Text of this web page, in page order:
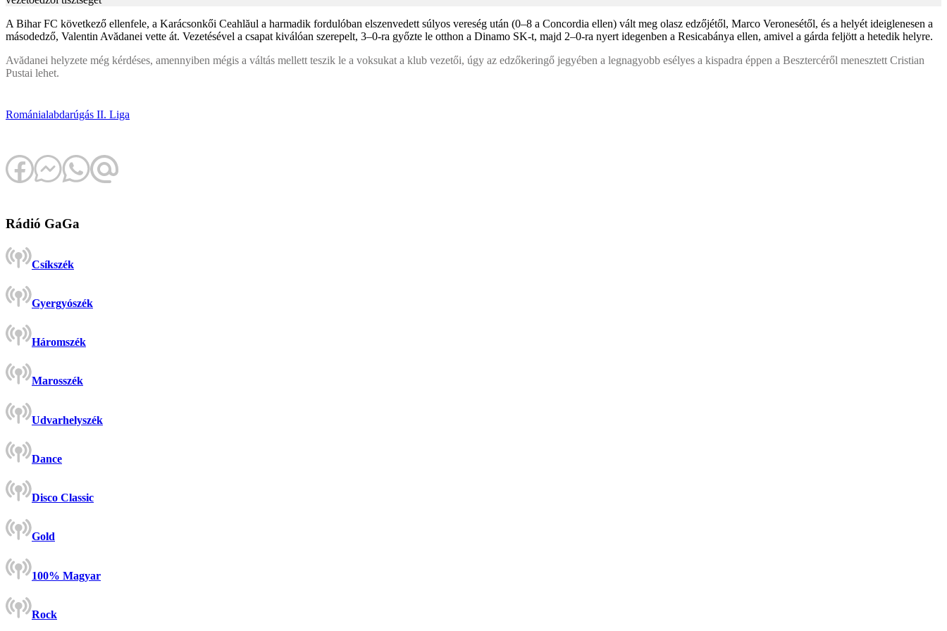
A Bihar FC következő ellenfele, a Karácsonkői Ceahlăul a harmadik fordulóban elszenvedett súlyos vereség után (0–8 a Concordia ellen) vált meg olasz edzőjétől, Marco Veronesétől, és a helyét ideiglenesen a
másodedző, Valentin Avădanei vette át. Vezetésével a csapat kiválóan szerepelt, 3–0-ra győzte le otthon a Dinamo SK-t, majd 2–0-ra nyert idegenben a Resicabánya ellen, amivel a gárda feljött a hetedik helyre.
Avădanei helyzete még kérdéses, amennyiben mégis a váltás mellett teszik le a voksukat a klub vezetői, úgy az edzőkeringő jegyében a legnagyobb esélyes a kispadra éppen a Besztercéről menesztett Cristian
Pustai lehet.
Románialabdarúgás II. Liga
Rádió GaGa
Csíkszék
Gyergyószék
Háromszék
Marosszék
Udvarhelyszék
Dance
Disco Classic
Gold
100% Magyar
Rock